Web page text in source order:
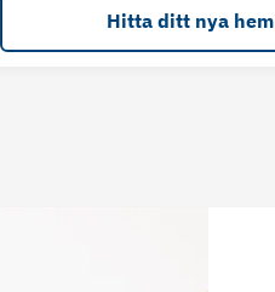
Hitta ditt nya hem